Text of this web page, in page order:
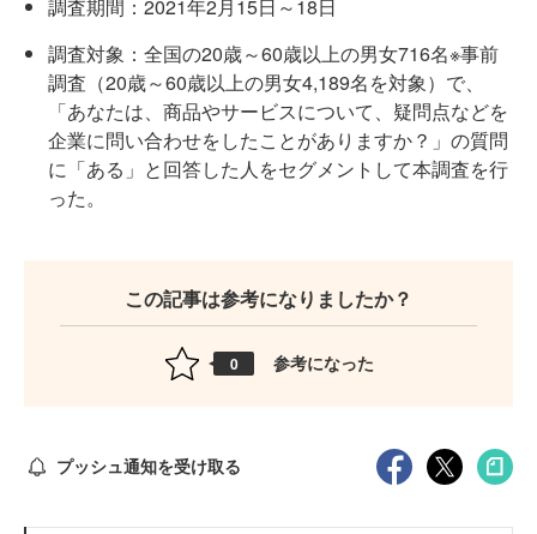
調査期間：2021年2月15日～18日
調査対象：全国の20歳～60歳以上の男女716名※事前
調査（20歳～60歳以上の男女4,189名を対象）で、
「あなたは、商品やサービスについて、疑問点などを
企業に問い合わせをしたことがありますか？」の質問
に「ある」と回答した人をセグメントして本調査を行
った。
この記事は参考になりましたか？
0 参考になった
プッシュ通知を受け取る